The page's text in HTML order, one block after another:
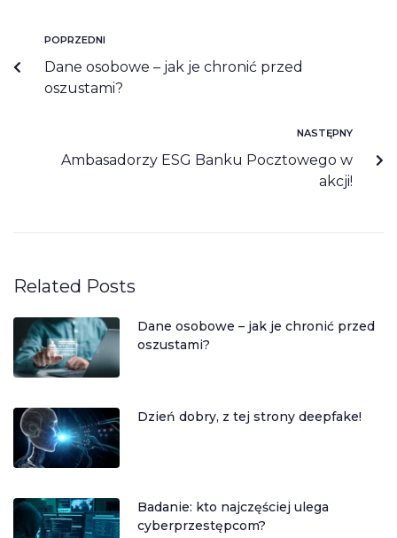
POPRZEDNI
Dane osobowe – jak je chronić przed
oszustami?
NASTĘPNY
Ambasadorzy ESG Banku Pocztowego w
akcji!
Related Posts
Dane osobowe – jak je chronić przed
oszustami?
Dzień dobry, z tej strony deepfake!
Badanie: kto najczęściej ulega
cyberprzestępcom?